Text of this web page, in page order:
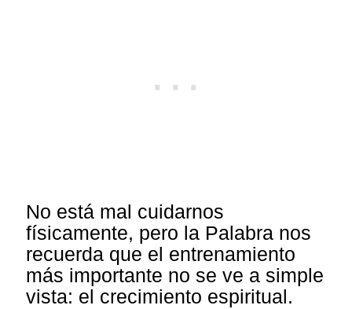
No está mal cuidarnos
físicamente, pero la Palabra nos
recuerda que el entrenamiento
más importante no se ve a simple
vista: el crecimiento espiritual.